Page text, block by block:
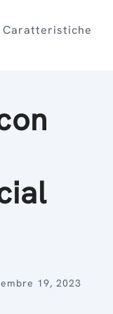
Caratteristiche
19, 2023